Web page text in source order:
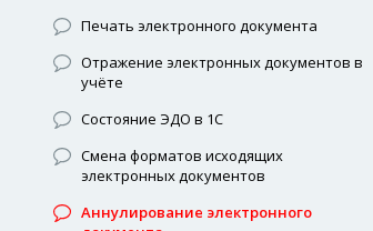
Печать электронного документа
Отражение электронных документов в
учёте
Состояние ЭДО в 1С
Смена форматов исходящих
электронных документов
Аннулирование электронного